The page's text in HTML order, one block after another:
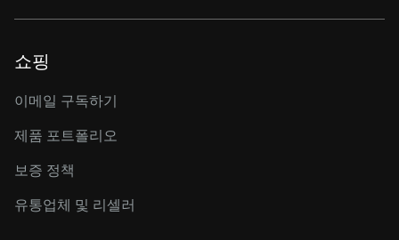
쇼핑
이메일 구독하기
제품 포트폴리오
보증 정책
유통업체 및 리셀러